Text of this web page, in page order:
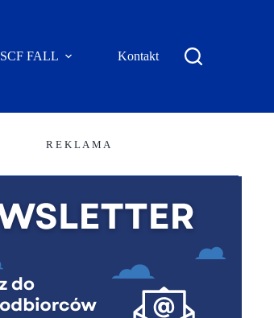
SCF FALL Kontakt
R E K L A M A